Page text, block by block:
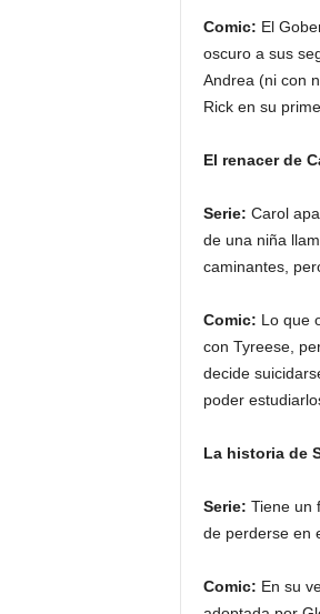
Comic: El
oscuro a sus
Andrea (ni con
Rick en su
El renacer de
Serie: Carol
de una niña
caminantes,
Comic: Lo que
con Tyreese,
decide
poder
La historia de
Serie: Tiene un
de perderse en
Comic: En su